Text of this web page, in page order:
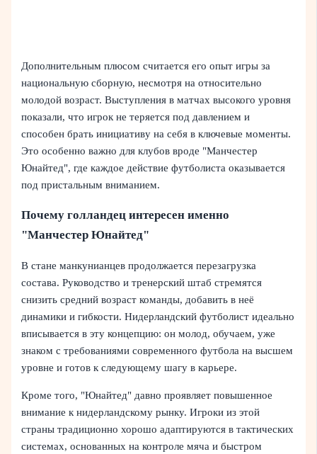
Дополнительным плюсом считается его опыт игры за
национальную сборную, несмотря на относительно
молодой возраст. Выступления в матчах высокого уровня
показали, что игрок не теряется под давлением и
способен брать инициативу на себя в ключевые моменты.
Это особенно важно для клубов вроде "Манчестер
Юнайтед", где каждое действие футболиста оказывается
под пристальным вниманием.
Почему голландец интересен именно
"Манчестер Юнайтед"
В стане манкунианцев продолжается перезагрузка
состава. Руководство и тренерский штаб стремятся
снизить средний возраст команды, добавить в неё
динамики и гибкости. Нидерландский футболист идеально
вписывается в эту концепцию: он молод, обучаем, уже
знаком с требованиями современного футбола на высшем
уровне и готов к следующему шагу в карьере.
Кроме того, "Юнайтед" давно проявляет повышенное
внимание к нидерландскому рынку. Игроки из этой
страны традиционно хорошо адаптируются в тактических
системах, основанных на контроле мяча и быстром